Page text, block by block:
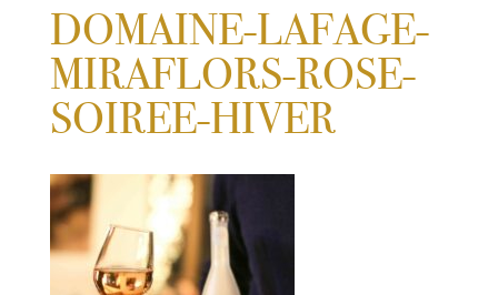
DOMAINE-LAFAGE-
MIRAFLORS-ROSE-
SOIREE-HIVER